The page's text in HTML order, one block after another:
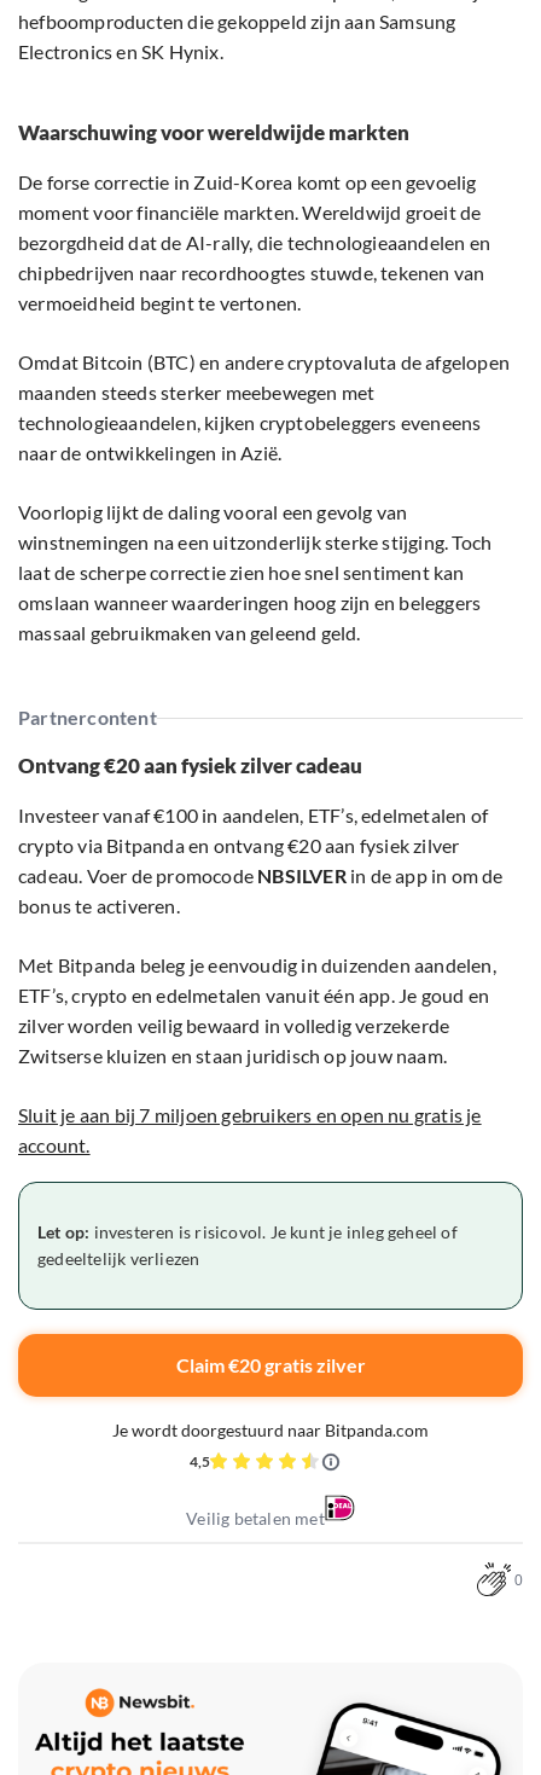
hefboomproducten die gekoppeld zijn aan Samsung
Electronics en SK Hynix.
Waarschuwing voor wereldwijde markten
De forse correctie in Zuid-Korea komt op een gevoelig
moment voor financiële markten. Wereldwijd groeit de
bezorgdheid dat de AI-rally, die technologieaandelen en
chipbedrijven naar recordhoogtes stuwde, tekenen van
vermoeidheid begint te vertonen.
Omdat Bitcoin (BTC) en andere cryptovaluta de afgelopen
maanden steeds sterker meebewegen met
technologieaandelen, kijken cryptobeleggers eveneens
naar de ontwikkelingen in Azië.
Voorlopig lijkt de daling vooral een gevolg van
winstnemingen na een uitzonderlijk sterke stijging. Toch
laat de scherpe correctie zien hoe snel sentiment kan
omslaan wanneer waarderingen hoog zijn en beleggers
massaal gebruikmaken van geleend geld.
Partnercontent
Ontvang €20 aan fysiek zilver cadeau
Investeer vanaf €100 in aandelen, ETF’s, edelmetalen of
crypto via Bitpanda en ontvang €20 aan fysiek zilver
cadeau. Voer de promocode NBSILVERin de app in om de
bonus te activeren.
Met Bitpanda beleg je eenvoudig in duizenden aandelen,
ETF’s, crypto en edelmetalen vanuit één app. Je goud en
zilver worden veilig bewaard in volledig verzekerde
Zwitserse kluizen en staan juridisch op jouw naam.
Sluit je aan bij 7 miljoen gebruikers en open nu gratis je
account.
Let op: investeren is risicovol. Je kunt je inleg geheel of
gedeeltelijk verliezen
Claim €20 gratis zilver
Je wordt doorgestuurd naar Bitpanda.com
4,5
Veilig betalen met
0